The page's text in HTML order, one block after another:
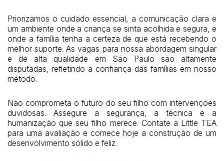
Priorizamos o cuidado essencial, a comunicação clara e
um ambiente onde a criança se sinta acolhida e segura, e
onde a família tenha a certeza de que está recebendo o
melhor suporte. As vagas para nossa abordagem singular
e de alta qualidade em São Paulo são altamente
disputadas, refletindo a confiança das famílias em nosso
método.
Não comprometa o futuro do seu filho com intervenções
duvidosas. Assegure a segurança, a técnica e a
humanização que seu filho merece. Contate a Little TEA
para uma avaliação e comece hoje a construção de um
desenvolvimento sólido e feliz.